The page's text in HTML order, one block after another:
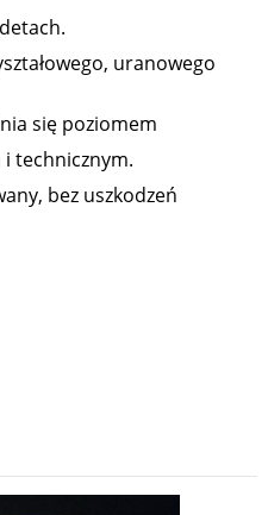
uranowego
się poziomem
technicznym.
bez uszkodzeń